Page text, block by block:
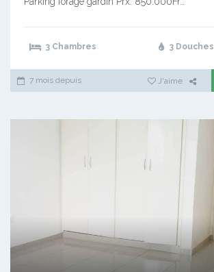
3 Chambres 3 Douches
7 mois depuis J'aime